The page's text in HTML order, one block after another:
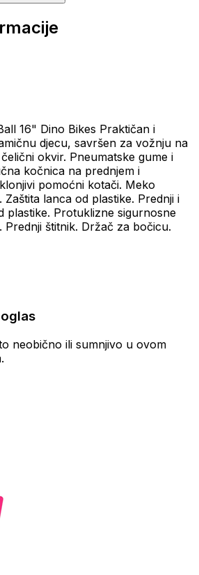
16" Dino Bikes Praktičan i
djecu, savršen za vožnju na
okvir. Pneumatske gume i
kočnica na prednjem i
pomoćni kotači. Meko
lanca od plastike. Prednji i
plastike. Protuklizne sigurnosne
štitnik. Držač za bočicu.
neobično ili sumnjivo u ovom